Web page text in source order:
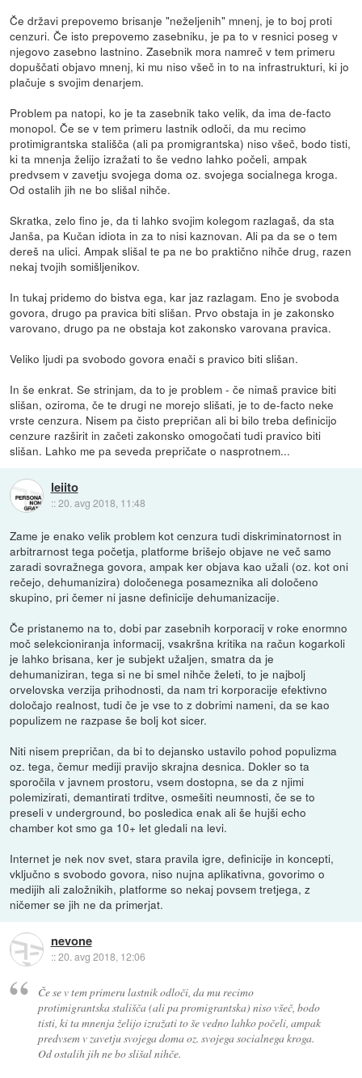
Če državi prepovemo brisanje "neželjenih" mnenj, je to boj proti
cenzuri. Če isto prepovemo zasebniku, je pa to v resnici poseg v
njegovo zasebno lastnino. Zasebnik mora namreč v tem primeru
dopuščati objavo mnenj, ki mu niso všeč in to na infrastrukturi, ki jo
plačuje s svojim denarjem.
Problem pa natopi, ko je ta zasebnik tako velik, da ima de-facto
monopol. Če se v tem primeru lastnik odloči, da mu recimo
protimigrantska stališča (ali pa promigrantska) niso všeč, bodo tisti,
ki ta mnenja želijo izražati to še vedno lahko počeli, ampak
predvsem v zavetju svojega doma oz. svojega socialnega kroga.
Od ostalih jih ne bo slišal nihče.
Skratka, zelo fino je, da ti lahko svojim kolegom razlagaš, da sta
Janša, pa Kučan idiota in za to nisi kaznovan. Ali pa da se o tem
dereš na ulici. Ampak slišal te pa ne bo praktično nihče drug, razen
nekaj tvojih somišljenikov.
In tukaj pridemo do bistva ega, kar jaz razlagam. Eno je svoboda
govora, drugo pa pravica biti slišan. Prvo obstaja in je zakonsko
varovano, drugo pa ne obstaja kot zakonsko varovana pravica.
Veliko ljudi pa svobodo govora enači s pravico biti slišan.
In še enkrat. Se strinjam, da to je problem - če nimaš pravice biti
slišan, oziroma, če te drugi ne morejo slišati, je to de-facto neke
vrste cenzura. Nisem pa čisto prepričan ali bi bilo treba definicijo
cenzure razširit in začeti zakonsko omogočati tudi pravico biti
slišan. Lahko me pa seveda prepričate o nasprotnem...
leiito
::20. avg 2018, 11:48
Zame je enako velik problem kot cenzura tudi diskriminatornost in
arbitrarnost tega početja, platforme brišejo objave ne več samo
zaradi sovražnega govora, ampak ker objava kao užali (oz. kot oni
rečejo, dehumanizira) določenega posameznika ali določeno
skupino, pri čemer ni jasne definicije dehumanizacije.
Če pristanemo na to, dobi par zasebnih korporacij v roke enormno
moč selekcioniranja informacij, vsakršna kritika na račun kogarkoli
je lahko brisana, ker je subjekt užaljen, smatra da je
dehumaniziran, tega si ne bi smel nihče želeti, to je najbolj
orvelovska verzija prihodnosti, da nam tri korporacije efektivno
določajo realnost, tudi če je vse to z dobrimi nameni, da se kao
populizem ne razpase še bolj kot sicer.
Niti nisem prepričan, da bi to dejansko ustavilo pohod populizma
oz. tega, čemur mediji pravijo skrajna desnica. Dokler so ta
sporočila v javnem prostoru, vsem dostopna, se da z njimi
polemizirati, demantirati trditve, osmešiti neumnosti, če se to
preseli v underground, bo posledica enak ali še hujši echo
chamber kot smo ga 10+ let gledali na levi.
Internet je nek nov svet, stara pravila igre, definicije in koncepti,
vključno s svobodo govora, niso nujna aplikativna, govorimo o
medijih ali založnikih, platforme so nekaj povsem tretjega, z
ničemer se jih ne da primerjat.
nevone
::20. avg 2018, 12:06
Če se v tem primeru lastnik odloči, da mu recimo
protimigrantska stališča (ali pa promigrantska) niso všeč, bodo
tisti, ki ta mnenja želijo izražati to še vedno lahko počeli, ampak
predvsem v zavetju svojega doma oz. svojega socialnega kroga.
Od ostalih jih ne bo slišal nihče.